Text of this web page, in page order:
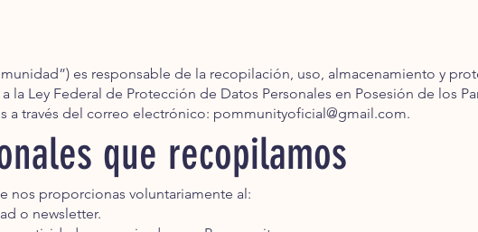
es responsable de la recopilación, uso, almacenamiento y
la Ley Federal de Protección de Datos Personales en Posesión de los
a través del correo electrónico: pommunityoficial@gmail.com.
que recopilamos
nos proporcionas voluntariamente al:
o newsletter.